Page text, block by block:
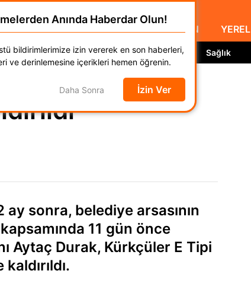
EKONOMİ SPOR MAGAZİN YEREL
Moda Otomobil Yaşam Sağlık
ay sonra, belediye arsasının
11 gün önce
Aytaç Durak, Kürkçüler E Tipi
Anında Haberdar Olun!
bildirimlerimize izin vererek en son haberleri,
ve derinlemesine içerikleri hemen öğrenin.
Daha Sonra İzin Ver